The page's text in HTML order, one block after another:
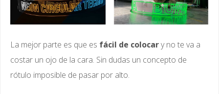
La mejor parte es que es fácil de colocary no te va a
costar un ojo de la cara. Sin dudas un concepto de
rótulo imposible de pasar por alto.